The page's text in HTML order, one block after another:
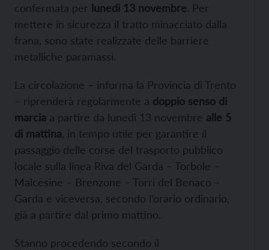
confermata per lunedì 13 novembre. Per
mettere in sicurezza il tratto minacciato dalla
frana, sono state realizzate delle barriere
metalliche paramassi.
La circolazione – informa la Provincia di Trento
– riprenderà regolarmente a doppio senso di
marcia a partire da lunedì 13 novembre alle 5
di mattina , in tempo utile per garantire il
passaggio delle corse del trasporto pubblico
locale sulla linea Riva del Garda – Torbole –
Malcesine – Brenzone – Torri del Benaco –
Garda e viceversa, secondo l’orario ordinario,
già a partire dal primo mattino.
Stanno procedendo secondo il